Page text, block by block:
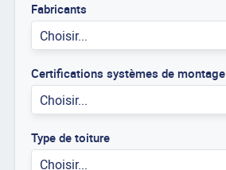
Fabricants
Choisir...
Certifications systèmes de montage
Choisir...
Type de toiture
Choisir...